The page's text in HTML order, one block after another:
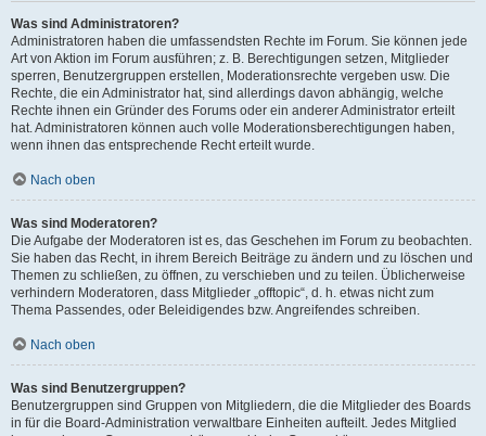
Was sind Administratoren?
Administratoren haben die umfassendsten Rechte im Forum. Sie können jede
Art von Aktion im Forum ausführen; z. B. Berechtigungen setzen, Mitglieder
sperren, Benutzergruppen erstellen, Moderationsrechte vergeben usw. Die
Rechte, die ein Administrator hat, sind allerdings davon abhängig, welche
Rechte ihnen ein Gründer des Forums oder ein anderer Administrator erteilt
hat. Administratoren können auch volle Moderationsberechtigungen haben,
wenn ihnen das entsprechende Recht erteilt wurde.
Nach oben
Was sind Moderatoren?
Die Aufgabe der Moderatoren ist es, das Geschehen im Forum zu beobachten.
Sie haben das Recht, in ihrem Bereich Beiträge zu ändern und zu löschen und
Themen zu schließen, zu öffnen, zu verschieben und zu teilen. Üblicherweise
verhindern Moderatoren, dass Mitglieder „offtopic“, d. h. etwas nicht zum
Thema Passendes, oder Beleidigendes bzw. Angreifendes schreiben.
Nach oben
Was sind Benutzergruppen?
Benutzergruppen sind Gruppen von Mitgliedern, die die Mitglieder des Boards
in für die Board-Administration verwaltbare Einheiten aufteilt. Jedes Mitglied